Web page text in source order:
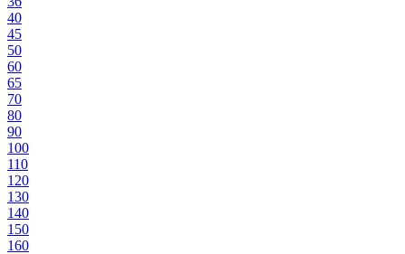
40
45
50
60
65
70
80
90
100
110
120
130
140
150
160